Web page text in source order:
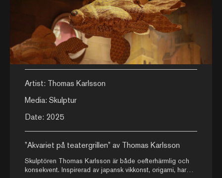
Artist: Thomas Karlsson
Media: Skulptur
Date: 2025
”Akvariet på teatergrillen” av Thomas Karlsson
Skulptören Thomas Karlsson är både oefterhärmlig och
konsekvent. Inspirerad av japansk vikkonst, origami, har